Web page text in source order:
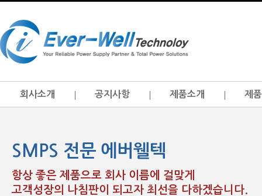
회사소개 공지사항 제품소개 제
SMPS 전문 에버웰텍
항상 좋은 제품으로 회사 이름에 걸맞게
고객성장의 나침판이 되고자 최선을 다하겠습니다.